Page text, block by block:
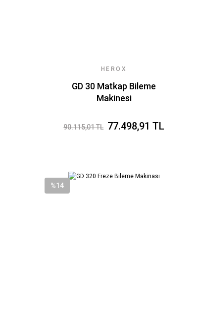
HEROX
GD 30 Matkap Bileme
Makinesi
90.115,01 TL 77.498,91 TL
%14